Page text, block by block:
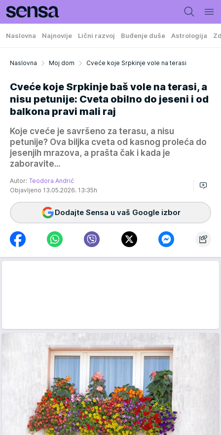
Naslovna Najnovije Lični razvoj Buđenje duše Astrologija
Naslovna Moj dom Cveće koje Srpkinje vole na terasi
Cveće koje Srpkinje baš vole na terasi, a
nisu petunije: Cveta obilno do jeseni i od
balkona pravi mali raj
Koje cveće je savršeno za terasu, a nisu
petunije? Ova biljka cveta od kasnog proleća do
jesenjih mrazova, a prašta čak i kada je
zaboravite...
Autor: Teodora Andrić
Objavljeno 13.05.2026. 13:35h
Dodajte Sensa u vaš Google izbor